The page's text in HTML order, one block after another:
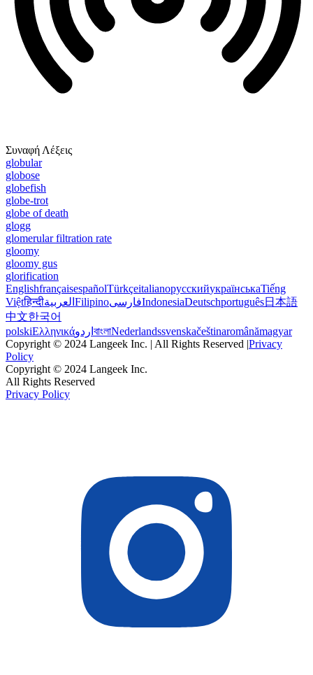
Συναφή Λέξεις
globular
globose
globefish
globe-trot
globe of death
glogg
glomerular filtration rate
gloomy
gloomy gus
glorification
EnglishfrançaisespañolTürkçeitalianoрусскийукраїнськаTiếng
Việtहिन्दीالعربية FilipinoفارسیIndonesiaDeutschportuguês日本語
中文한국어
polskiΕλληνικάاردو বাংলাNederlandssvenskačeštinaromânămagyar
Copyright © 2024 Langeek Inc. | All Rights Reserved |Privacy
Policy
Copyright © 2024 Langeek Inc.
All Rights Reserved
Privacy Policy